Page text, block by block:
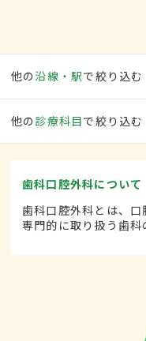
他の沿線・駅で絞り込む
他の 診療科目で絞り込む
歯科口腔外科について
歯科口腔外科とは、
専門的に取り扱う歯科